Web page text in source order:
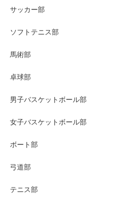
サッカー部
ソフトテニス部
馬術部
卓球部
男子バスケットボール部
女子バスケットボール部
ボート部
弓道部
テニス部